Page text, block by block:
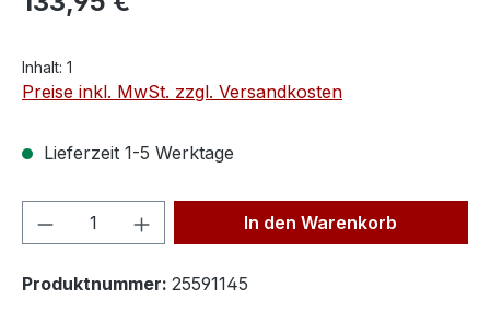
Inhalt: 1
Preise inkl. MwSt. zzgl. Versandkosten
Lieferzeit 1-5 Werktage
Produkt Anzahl: Gib denIn den Warenkorb
Produktnummer: 25591145